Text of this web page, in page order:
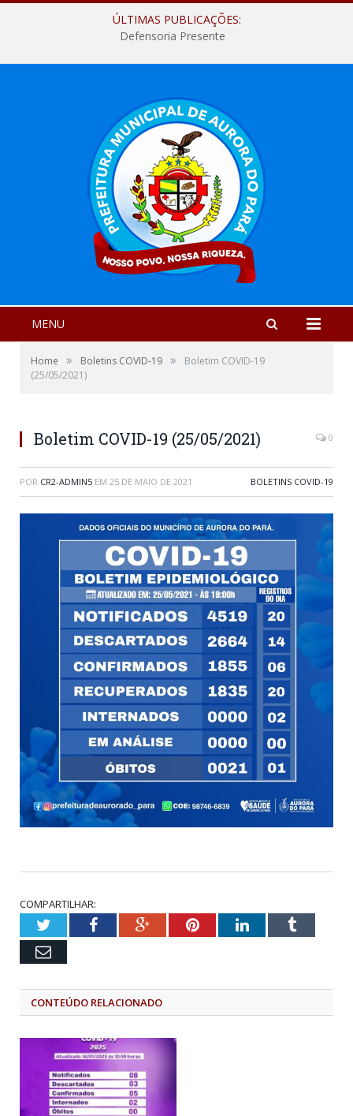
ÚLTIMAS PUBLICAÇÕES:
Defensoria Presente
MENU
Home » Boletins COVID-19 »
Boletim COVID-19
(25/05/2021)
Boletim COVID-19 (25/05/2021) 0
POR CR2-ADMIN5 EM 25 DE MAIO DE 2021 BOLETINS COVID-19
COMPARTILHAR:
TwitterFacebookGoogle+PinterestLinkedInTumblr
Email
CONTEÚDO RELACIONADO